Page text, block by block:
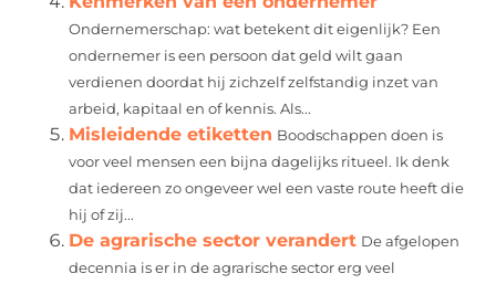
Ondernemerschap: wat betekent dit eigenlijk? Een
ondernemer is een persoon dat geld wilt gaan
verdienen doordat hij zichzelf zelfstandig inzet van
arbeid, kapitaal en of kennis. Als...
Misleidende etiketten Boodschappen doen is
voor veel mensen een bijna dagelijks ritueel. Ik denk
dat iedereen zo ongeveer wel een vaste route heeft die
hij of zij...
De agrarische sector verandert De afgelopen
decennia is er in de agrarische sector erg veel